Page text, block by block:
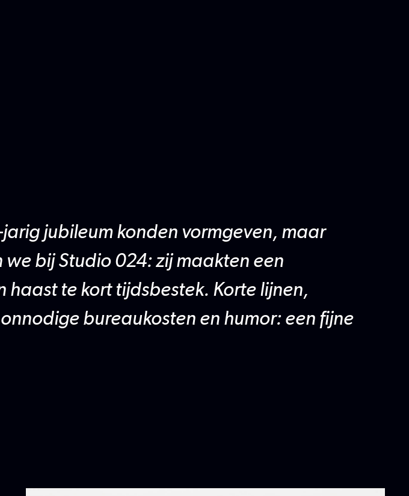
jubileum konden vormgeven, maar
bij Studio 024: zij maakten een
te kort tijdsbestek. Korte lijnen,
bureaukosten en humor: een fijne